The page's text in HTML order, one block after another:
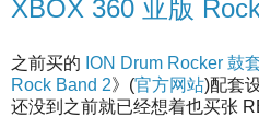
XBOX 360 亚版
之前买的 ION Drum Rocker 鼓
Rock Band 2》(官方网站)配套
还没到之前就已经想着也买张